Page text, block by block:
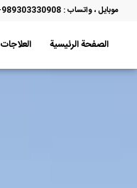
موبایل ، واتساب : 989303330908+
الصفحة الرئيسية العلاجات